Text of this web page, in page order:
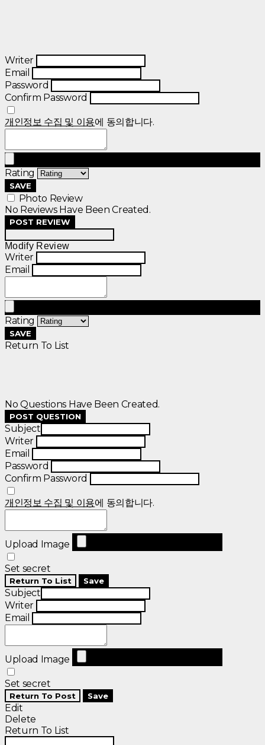
Writer
Email
Password
Confirm Password
개인정보 수집 및 이용에 동의합니다.
Rating
SAVE
Photo Review
No Reviews Have Been Created.
POST REVIEW
Modify Review
Writer
Email
Rating
SAVE
Return To List
No Questions Have Been Created.
POST QUESTION
Subject
Writer
Email
Password
Confirm Password
개인정보 수집 및 이용에 동의합니다.
Upload Image
Set secret
Return To List Save
Subject
Writer
Email
Upload Image
Set secret
Return To Post Save
Edit
Delete
Return To List